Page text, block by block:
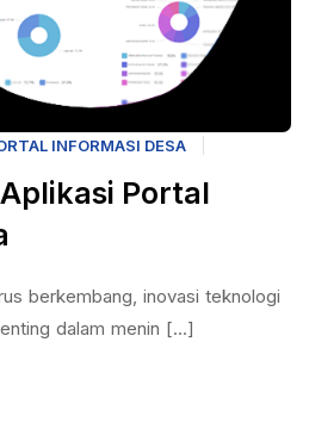
INFORMASI DESA
Portal
berkembang, inovasi teknologi
dalam menin [...]